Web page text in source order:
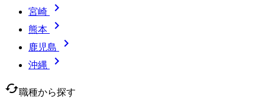
宮崎 
熊本 
鹿児島 
沖縄

cached職種から探す